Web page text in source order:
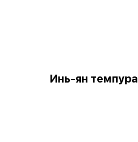
Инь-ян темпура